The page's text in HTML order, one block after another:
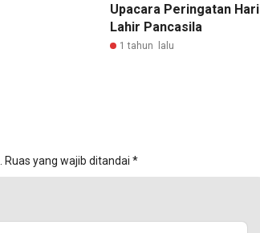
Upacara Peringatan Hari
Lahir Pancasila
1 tahun lalu
Ruas yang wajib ditandai *